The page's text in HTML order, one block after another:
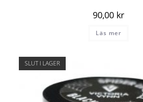
90,00 kr
Läs mer
SLUT I LAGER